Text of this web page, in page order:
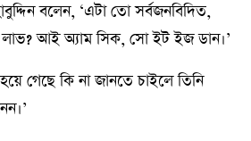
বলেন, ‘এটা তো সর্বজনবিদিত,
আই অ্যাম সিক, সো ইট ইজ ডান।’
গেছে কি না জানতে চাইলে তিনি